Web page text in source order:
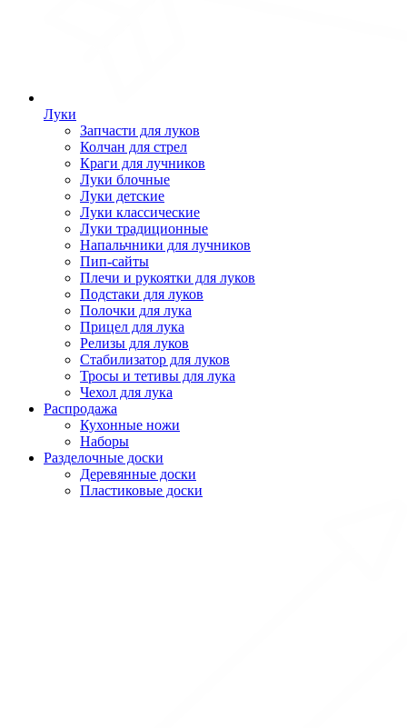
Луки
Запчасти для луков
Колчан для стрел
Краги для лучников
Луки блочные
Луки детские
Луки классические
Луки традиционные
Напальчники для лучников
Пип-сайты
Плечи и рукоятки для луков
Подстаки для луков
Полочки для лука
Прицел для лука
Релизы для луков
Стабилизатор для луков
Тросы и тетивы для лука
Чехол для лука
Распродажа
Кухонные ножи
Наборы
Разделочные доски
Деревянные доски
Пластиковые доски